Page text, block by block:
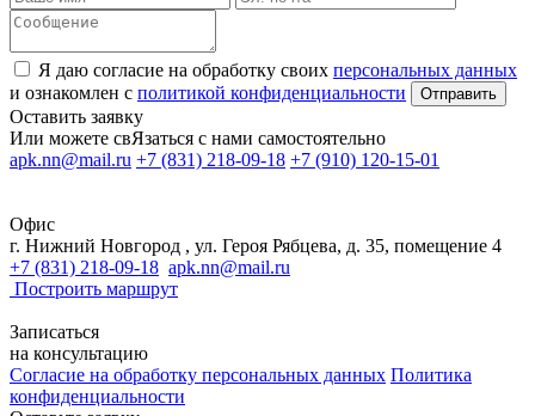
Я даю согласие на обработку своих персональных данных
и ознакомлен с политикой конфиденциальности
Оставить заявку
Или можете свЯзаться с нами самостоятельно
apk.nn@mail.ru +7 (831) 218-09-18 +7 (910) 120-15-01
Офис
г. Нижний Новгород , ул. Героя Рябцева, д. 35, помещение 4
+7 (831) 218-09-18 apk.nn@mail.ru
Построить маршрут
Записаться
на консультацию
Согласие на обработку персональных данных Политика
конфиденциальности